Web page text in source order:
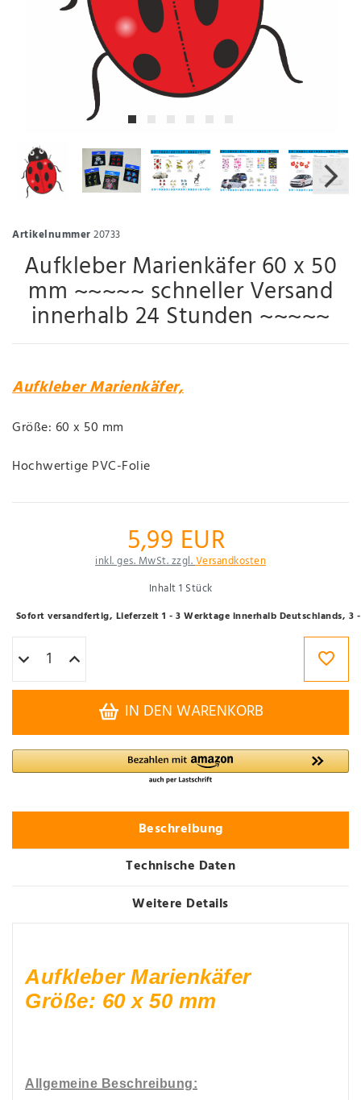
Artikelnummer20733
Aufkleber Marienkäfer 60 x 50
mm ~~~~~ schneller Versand
innerhalb 24 Stunden ~~~~~
Aufkleber Marienkäfer,
Größe: 60 x 50 mm
Hochwertige PVC-Folie
5,99 EUR
inkl. ges. MwSt. zzgl.Versandkosten
Inhalt1 Stück
Sofort versandfertig, Lieferzeit 1 - 3 Werktage innerhalb Deutschlands, 3
IN DEN WARENKORB
Beschreibung
Technische Daten
Weitere Details
Aufkleber Marienkäfer
Größe: 60 x 50 mm
Allgemeine Beschreibung: